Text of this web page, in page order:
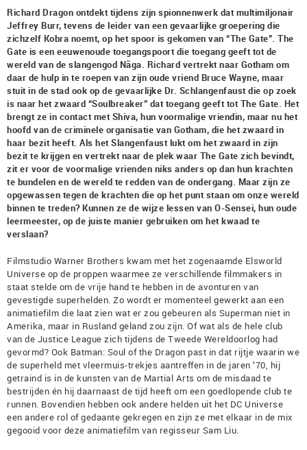
Richard Dragon ontdekt tijdens zijn spionnenwerk dat multimiljonair
Jeffrey Burr, tevens de leider van een gevaarlijke groepering die
zichzelf Kobra noemt, op het spoor is gekomen van “The Gate”. The
Gate is een eeuwenoude toegangspoort die toegang geeft tot de
wereld van de slangengod Nãga. Richard vertrekt naar Gotham om
daar de hulp in te roepen van zijn oude vriend Bruce Wayne, maar
stuit in de stad ook op de gevaarlijke Dr. Schlangenfaust die op zoek
is naar het zwaard “Soulbreaker” dat toegang geeft tot The Gate. Het
brengt ze in contact met Shiva, hun voormalige vriendin, maar nu het
hoofd van de criminele organisatie van Gotham, die het zwaard in
haar bezit heeft. Als het Slangenfaust lukt om het zwaard in zijn
bezit te krijgen en vertrekt naar de plek waar The Gate zich bevindt,
zit er voor de voormalige vrienden niks anders op dan hun krachten
te bundelen en de wereld te redden van de ondergang. Maar zijn ze
opgewassen tegen de krachten die op het punt staan om onze wereld
binnen te treden? Kunnen ze de wijze lessen van O-Sensei, hun oude
leermeester, op de juiste manier gebruiken om het kwaad te
verslaan?
Filmstudio Warner Brothers kwam met het zogenaamde Elsworld
Universe op de proppen waarmee ze verschillende filmmakers in
staat stelde om de vrije hand te hebben in de avonturen van
gevestigde superhelden. Zo wordt er momenteel gewerkt aan een
animatiefilm die laat zien wat er zou gebeuren als Superman niet in
Amerika, maar in Rusland geland zou zijn. Of wat als de hele club
van de Justice League zich tijdens de Tweede Wereldoorlog had
gevormd? Ook Batman: Soul of the Dragon past in dat rijtje waarin we
de superheld met vleermuis-trekjes aantreffen in de jaren ’70, hij
getraind is in de kunsten van de Martial Arts om de misdaad te
bestrijden én hij daarnaast de tijd heeft om een goedlopende club te
runnen. Bovendien hebben ook andere helden uit het DC Universe
een andere rol of gedaante gekregen en zijn ze met elkaar in de mix
gegooid voor deze animatiefilm van regisseur Sam Liu.